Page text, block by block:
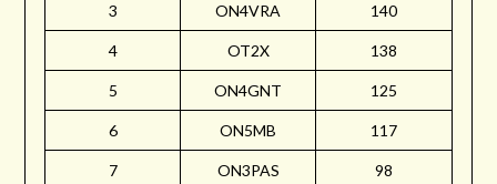
3 ON4VRA 140
4 OT2X 138
5 ON4GNT 125
6 ON5MB 117
7 ON3PAS 98